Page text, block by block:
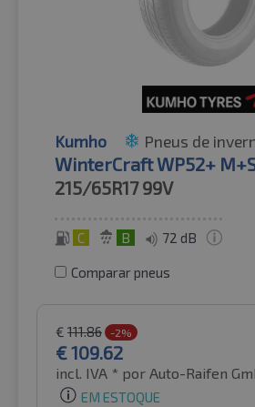
Kumho Pneus de
WinterCraft WP52+
215/65R17 99V
C B 72 dB
Comparar pneus
€ 111.86 -2%
€109.62
incl. IVA * por Auto-Raifen
EM ESTOQUE